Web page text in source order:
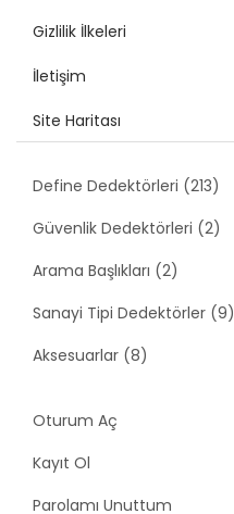
Gizlilik İlkeleri
İletişim
Site Haritası
Define Dedektörleri (213)
Güvenlik Dedektörleri (2)
Arama Başlıkları (2)
Sanayi Tipi Dedektörler (9)
Aksesuarlar (8)
Oturum Aç
Kayıt Ol
Parolamı Unuttum